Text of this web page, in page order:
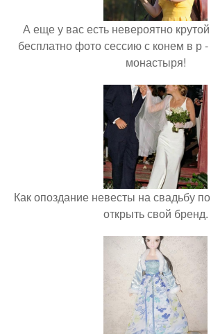
А еще у вас есть невероятно
бесплатно фото сессию с конем в р
монастыря!
Как опоздание невесты на свадьбу
открыть свой бренд.